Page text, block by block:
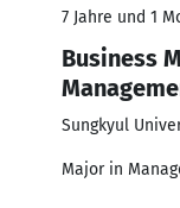
7 Jahre und 1
Business
Sungkyul
Major in